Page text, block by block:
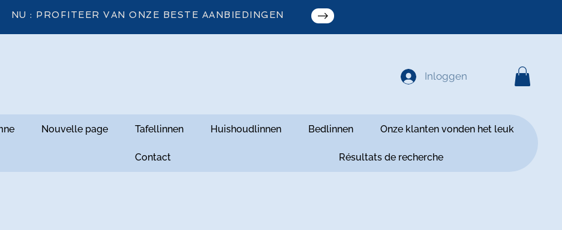
NU : PROFITEER VAN ONZE BESTE AANBIEDINGEN
Inloggen
Nouvelle page Tafellinnen Huishoudlinnen Bedlinnen Onze klanten vonden het leuk
Contact Résultats de recherche